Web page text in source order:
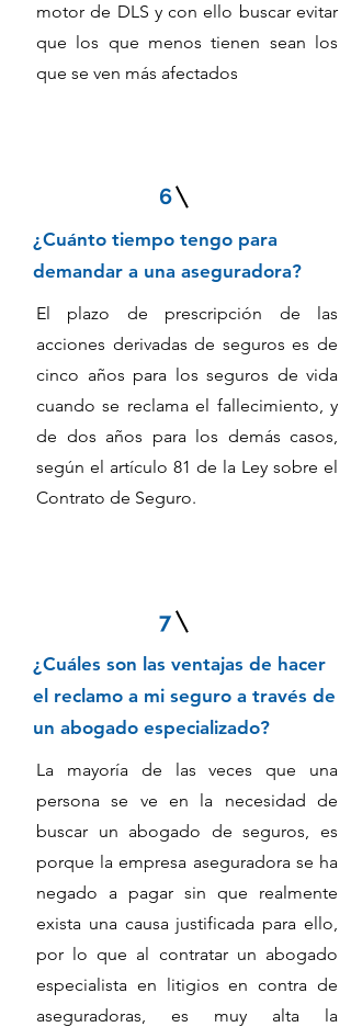
motor de DLS y con ello buscar evitar
que los que menos tienen sean los
que se ven más afectados
6
¿Cuánto tiempo tengo para
demandar a una aseguradora?
El plazo de prescripción de las
acciones derivadas de seguros es de
cinco años para los seguros de vida
cuando se reclama el fallecimiento, y
de dos años para los demás casos,
según el artículo 81 de la Ley sobre el
Contrato de Seguro.
7
¿Cuáles son las ventajas de hacer
el reclamo a mi seguro a través de
un abogado especializado?
La mayoría de las veces que una
persona se ve en la necesidad de
buscar un abogado de seguros, es
porque la empresa aseguradora se ha
negado a pagar sin que realmente
exista una causa justificada para ello,
por lo que al contratar un abogado
especialista en litigios en contra de
aseguradoras, es muy alta la